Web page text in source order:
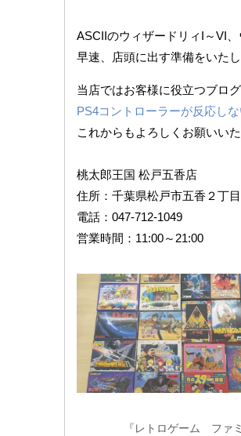
ASCIIのウィザードリィI～VI
早速、店頭に出す準備をいたし
当店ではお客様に役立つブロ
PS4コントローラーが反応し
これからもよろしくお願いいた
桃太郎王国 松戸五香店
住所：千葉県松戸市五香２丁
電話：047-712-1049
営業時間：11:00～21:00
『レトロゲーム ファ